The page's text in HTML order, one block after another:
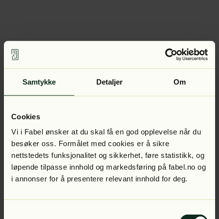
Samtykke Detaljer Om
Cookies
Vi i Fabel ønsker at du skal få en god opplevelse når du
besøker oss. Formålet med cookies er å sikre
nettstedets funksjonalitet og sikkerhet, føre statistikk, og
løpende tilpasse innhold og markedsføring på fabel.no og
i annonser for å presentere relevant innhold for deg.